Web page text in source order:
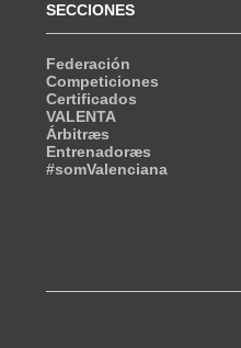
SECCIONES
Federación
Competiciones
Certificados
VALENTA
Árbitræs
Entrenadoræs
#somValenciana